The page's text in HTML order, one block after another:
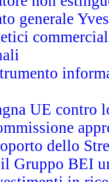
generale
UE contro
dello
Gruppo BEI